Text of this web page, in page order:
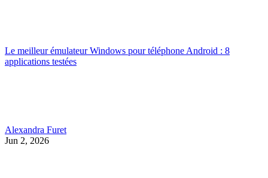
Le meilleur émulateur Windows pour téléphone Android : 8
applications testées
Alexandra Furet
Jun 2, 2026